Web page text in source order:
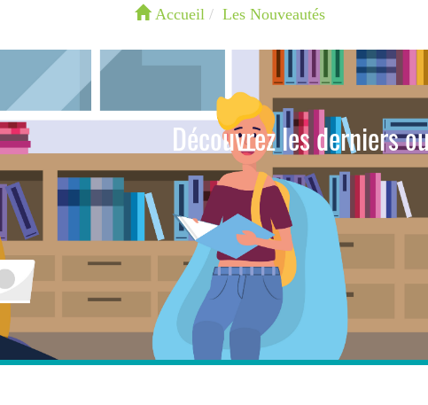
Accueil Les Nouveautés
Découvrez les derniers